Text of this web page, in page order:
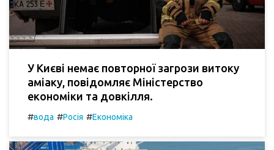
У Києві немає повторної загрози витоку
аміаку, повідомляє Міністерство
економіки та довкілля.
#вода #Росія #Економіка